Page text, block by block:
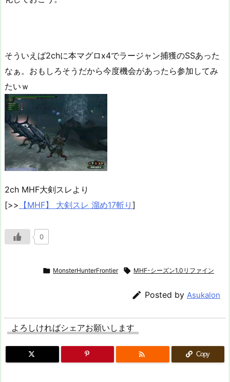
そういえば2chに本マグロx4でラージャン捕獲のSSあった
なぁ。おもしろそうだから今度機会があったら参加してみ
たいｗ
2ch MHF大剣スレより
[>> 【MHF】 大剣スレ 溜め17斬り ]
0
 MonsterHunterFrontier  MHF-シーズン1.0リファイン
 Posted by Asukalon
よろしければシェアお願いします
 Copy